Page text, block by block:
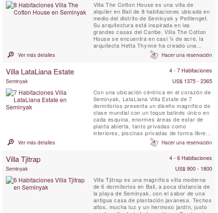
Villa The Cotton House es una villa de
alquiler en Bali de 8 habitaciones ubicada en
medio del distrito de Seminyak y Petitenget.
Su arquitectura está inspirada en las
grandes casas del Caribe. Villa The Cotton
House se encuentra en casi ¾ de acre, la
arquitecta Hetta Thynne ha creado una
hermosa combinación de espacios de
entretenimiento, relajación y alojamiento. La
grupos de familiares y amigos y su amplia
Ver más detalles Hacer una reservación
Villa LataLiana Estate 4 - 7 Habitaciones
Seminyak
US$ 1375 - 2365
Con una ubicación céntrica en el corazón de
Seminyak, LataLiana Villa Estate de 7
dormitorios presenta un diseño magnífico de
clase mundial con un toque balinés único en
cada esquina, enormes áreas de estar de
planta abierta, tanto privadas como
interiores, piscinas privadas de forma libre,
jardines tropicales y estanques de peces,
Amplias habitaciones con suntuosas
a tiempo completo para garantizar que se
Ver más detalles Hacer una reservación
Villa Tjitrap 4 - 6 Habitaciones
Seminyak
US$ 900 - 1800
Villa Tjitrap es una magnífica villa moderna
de 6 dormitorios en Bali, a poca distancia de
la playa de Seminyak, con el sabor de una
antigua casa de plantación javanesa. Techos
altos, mucha luz y un hermoso jardín, justo